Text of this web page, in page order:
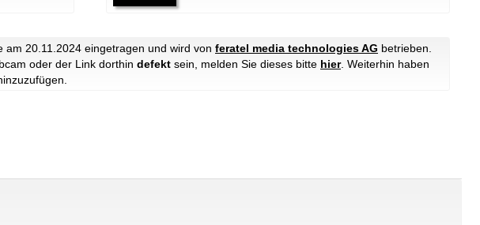
am 20.11.2024 eingetragen und wird von feratel media technologies AG betrieben.
oder der Link dorthin defekt sein, melden Sie dieses bitte hier. Weiterhin haben